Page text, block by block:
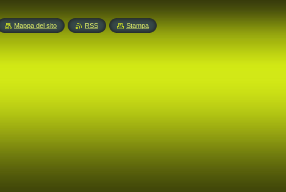
Mappa del sito RSS Stampa